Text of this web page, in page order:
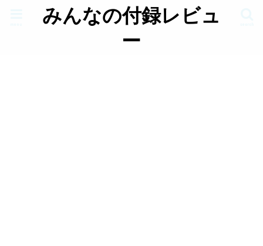
みんなの付録レビュ
ー